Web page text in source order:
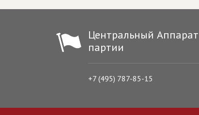
Центральный Аппарат
партии
+7 (495) 787-85-15